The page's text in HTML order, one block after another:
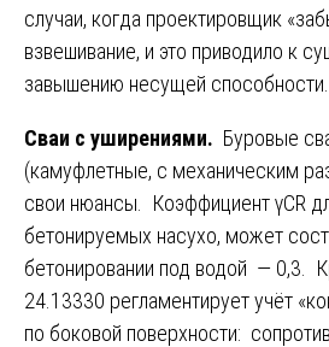
случаи, когда проектировщик
взвешивание, и это приводило к
завышению несущей
Сваи с уширениями. Буровые
(камуфлетные, с механическим
свои нюансы. Коэффициент γCR
бетонируемых насухо, может
бетонировании под водой — 0,3.
24.13330 регламентирует учёт
по боковой поверхности: